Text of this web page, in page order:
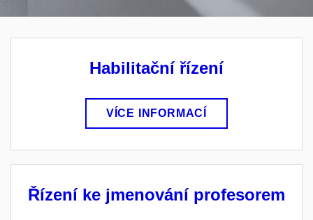
Habilitační řízení
VÍCE INFORMACÍ
Řízení ke jmenování profesorem